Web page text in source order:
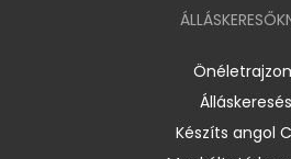
Álláskeresés
Készíts angol